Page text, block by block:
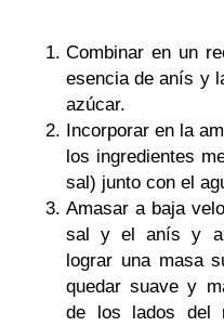
Combinar en un
esencia de anís y
azúcar.
Incorporar en la
los ingredientes
sal) junto con el
Amasar a baja
sal y el anís y
lograr una masa
quedar suave y
de los lados del